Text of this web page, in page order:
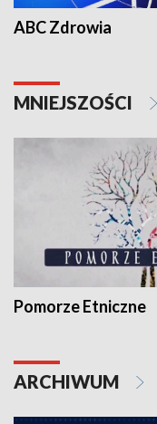
ABC Zdrowia
MNIEJSZOŚCI
Pomorze Etniczne
ARCHIWUM